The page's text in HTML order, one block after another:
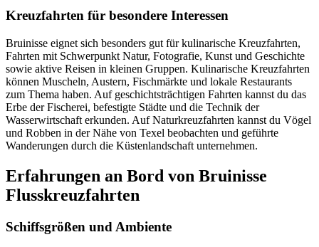
Kreuzfahrten für besondere Interessen
Bruinisse eignet sich besonders gut für kulinarische Kreuzfahrten,
Fahrten mit Schwerpunkt Natur, Fotografie, Kunst und Geschichte
sowie aktive Reisen in kleinen Gruppen. Kulinarische Kreuzfahrten
können Muscheln, Austern, Fischmärkte und lokale Restaurants
zum Thema haben. Auf geschichtsträchtigen Fahrten kannst du das
Erbe der Fischerei, befestigte Städte und die Technik der
Wasserwirtschaft erkunden. Auf Naturkreuzfahrten kannst du Vögel
und Robben in der Nähe von Texel beobachten und geführte
Wanderungen durch die Küstenlandschaft unternehmen.
Erfahrungen an Bord von Bruinisse
Flusskreuzfahrten
Schiffsgrößen und Ambiente